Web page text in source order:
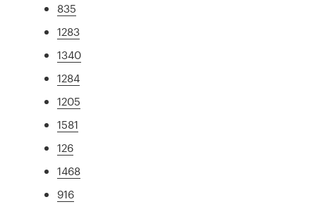
835
1283
1340
1284
1205
1581
126
1468
916